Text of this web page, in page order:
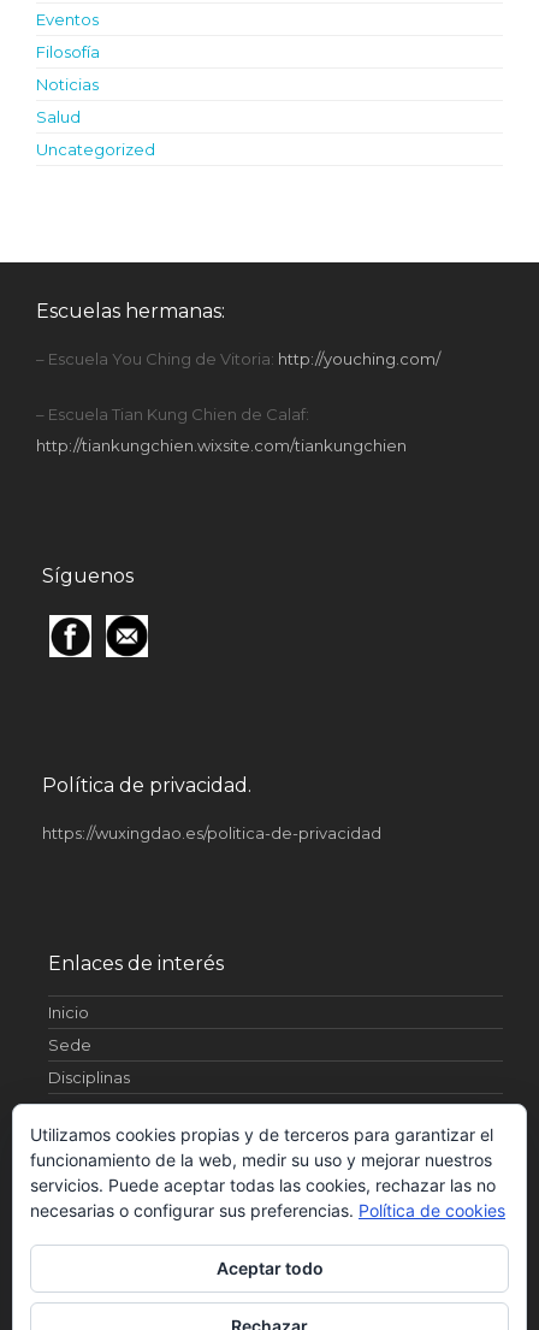
Eventos
Filosofía
Noticias
Salud
Uncategorized
Escuelas hermanas:
– Escuela You Ching de Vitoria: http://youching.com/
– Escuela Tian Kung Chien de Calaf:
http://tiankungchien.wixsite.com/tiankungchien
Síguenos
Política de privacidad.
https://wuxingdao.es/politica-de-privacidad
Enlaces de interés
Inicio
Sede
Disciplinas
Artículos
¿Quienes somos?
Fotos
Contacto
Utilizamos cookies propias y de terceros para garantizar el
funcionamiento de la web, medir su uso y mejorar nuestros
servicios. Puede aceptar todas las cookies, rechazar las no
necesarias o configurar sus preferencias. Política de cookies
Aceptar todo
Rechazar